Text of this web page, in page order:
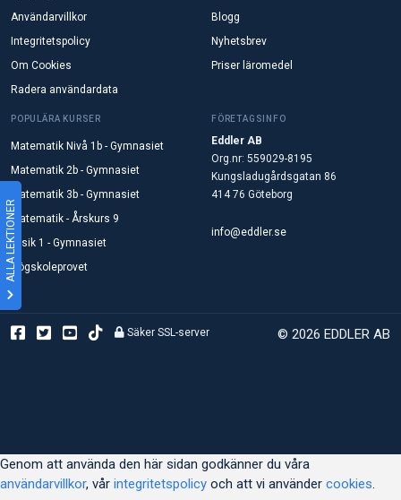
ALLA LEKTIONER
Användarvillkor
Integritetspolicy
Om Cookies
Radera användardata
Blogg
Nyhetsbrev
Priser läromedel
POPULÄRA KURSER
Matematik Nivå 1b - Gymnasiet
Matematik 2b - Gymnasiet
Matematik 3b - Gymnasiet
Matematik - Årskurs 9
Fysik 1 - Gymnasiet
Högskoleprovet
FÖRETAGSINFO
Eddler AB
Org.nr: 559029-8195
Kungsladugårdsgatan 86
414 76 Göteborg
info@eddler.se
© 2026 EDDLER AB
Säker SSL-server
Genom att använda den här sidan godkänner du våra
användarvillkor, vår integritetspolicy och att vi använder cookies.